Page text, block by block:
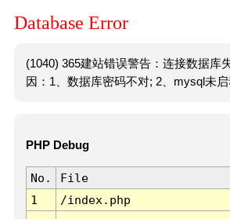
Database Error
(1040) 365建站错误警告：连接数据库
因：1、数据库密码不对; 2、mysql未启
PHP Debug
No. File
1
/index.php